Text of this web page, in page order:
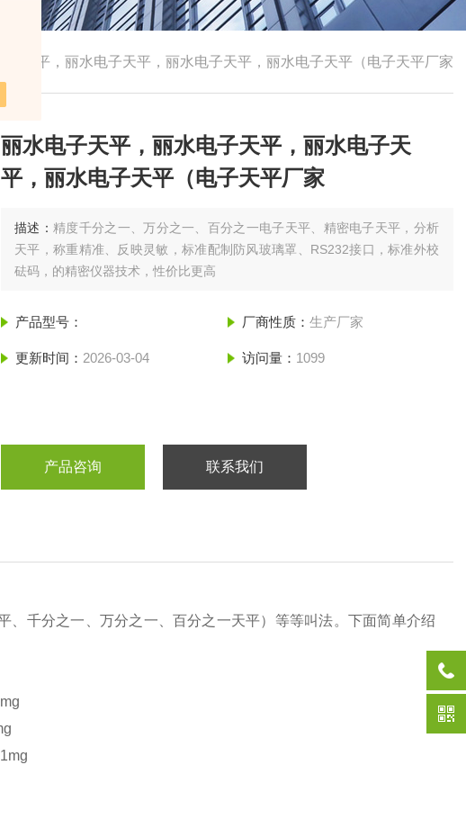
子天平，丽水电子天平，丽水电子天平，丽水电子天平（电子天平厂家
丽水电子天平，丽水电子天平，丽水电子天
平，丽水电子天平（电子天平厂家
描述： 精度千分之一、万分之一、百分之一电子天平、精密电子天平，分析
天平，称重精准、反映灵敏，标准配制防风玻璃罩、RS232接口，标准外校
砝码，的精密仪器技术，性价比更高
产品型号： 厂商性质： 生产厂家
更新时间： 2026-03-04 访问量： 1099
产品咨询 联系我们
千分之一、万分之一、百分之一天平）等等叫法。下面简单介绍